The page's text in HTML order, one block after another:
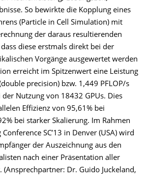
So bewirkte die Kopplung eines
(Particle in Cell Simulation) mit
der daraus resultierenden
diese erstmals direkt bei der
Vorgänge ausgewertet werden
erreicht im Spitzenwert eine Leistung
precision) bzw. 1,449 PFLOP/s
der Nutzung von 18432 GPUs. Dies
Effizienz von 95,61% bei
bei starker Skalierung. Im Rahmen
SC’13 in Denver (USA) wird
der Auszeichnung aus den
nach einer Präsentation aller
(Ansprechpartner: Dr. Guido Juckeland,